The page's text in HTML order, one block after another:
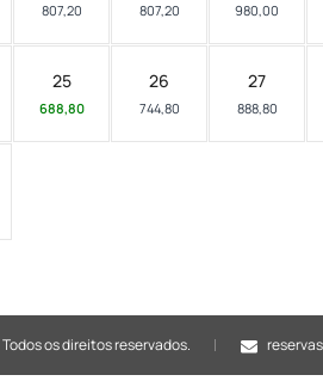
807,20 807,20 980,00
25
688,80
26
744,80
27
888,80
Todos os direitos reservados.